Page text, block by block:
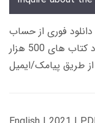
هزار تومانی دانلود فوری از حساب
کاربری می باشد، و زمان تحویل لینک دانلود کتاب های 500 هزار